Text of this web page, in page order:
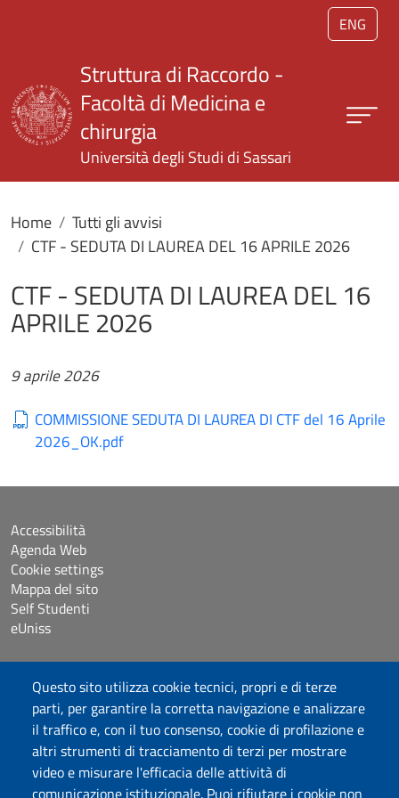
Salta al contenuto principale
ENG
Questo sito utilizza cookie tecnici, propri e di terze
parti, per garantire la corretta navigazione e analizzare
il traffico e, con il tuo consenso, cookie di profilazione e
altri strumenti di tracciamento di terzi per mostrare
video e misurare l'efficacia delle attività di
Struttura di Raccordo -
Facoltà di Medicina e
chirurgia
Università degli Studi di Sassari
Home
Tutti gli avvisi
CTF - SEDUTA DI LAUREA DEL 16 APRILE 2026
CTF - SEDUTA DI LAUREA DEL 16
APRILE 2026
9 aprile 2026
COMMISSIONE SEDUTA DI LAUREA DI CTF del 16 Aprile
2026_OK.pdf
Accessibilità
Agenda Web
Cookie settings
Mappa del sito
Self Studenti
eUniss
Dichiarazione di accessibilità
Posta elettronica @uniss.it
Protocollo
Seguici su